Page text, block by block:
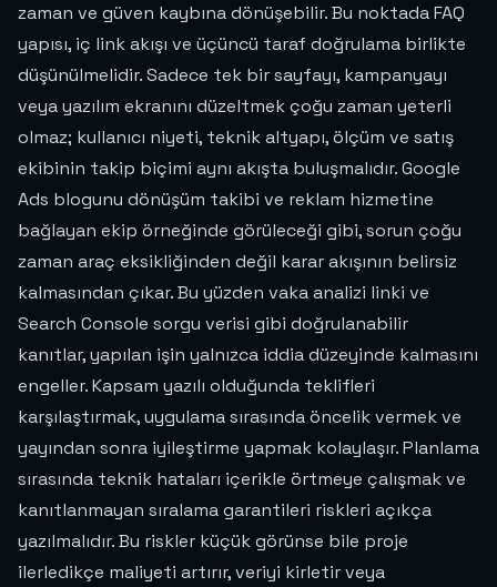
zaman ve güven kaybına dönüşebilir. Bu noktada FAQ
yapısı, iç link akışı ve üçüncü taraf doğrulama birlikte
düşünülmelidir. Sadece tek bir sayfayı, kampanyayı
veya yazılım ekranını düzeltmek çoğu zaman yeterli
olmaz; kullanıcı niyeti, teknik altyapı, ölçüm ve satış
ekibinin takip biçimi aynı akışta buluşmalıdır. Google
Ads blogunu dönüşüm takibi ve reklam hizmetine
bağlayan ekip örneğinde görüleceği gibi, sorun çoğu
zaman araç eksikliğinden değil karar akışının belirsiz
kalmasından çıkar. Bu yüzden vaka analizi linki ve
Search Console sorgu verisi gibi doğrulanabilir
kanıtlar, yapılan işin yalnızca iddia düzeyinde kalmasını
engeller. Kapsam yazılı olduğunda teklifleri
karşılaştırmak, uygulama sırasında öncelik vermek ve
yayından sonra iyileştirme yapmak kolaylaşır. Planlama
sırasında teknik hataları içerikle örtmeye çalışmak ve
kanıtlanmayan sıralama garantileri riskleri açıkça
yazılmalıdır. Bu riskler küçük görünse bile proje
ilerledikçe maliyeti artırır, veriyi kirletir veya